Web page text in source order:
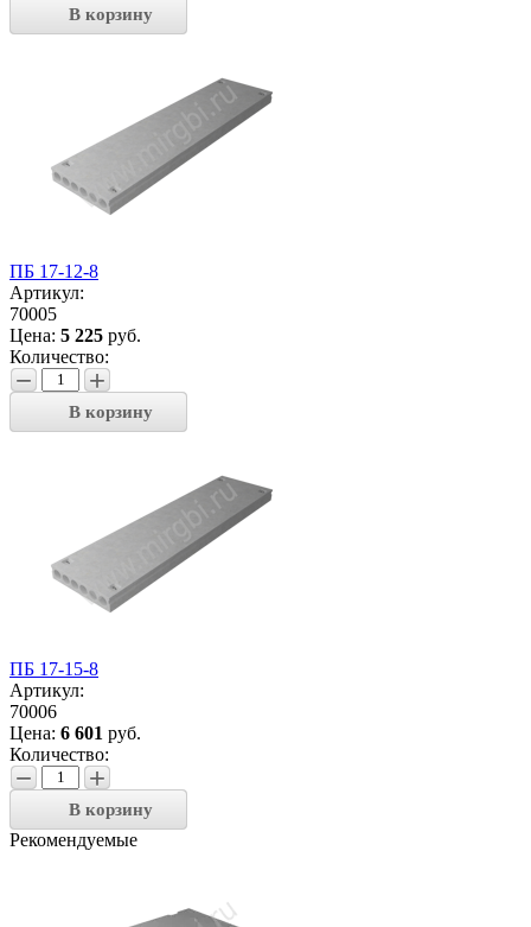
В корзину
ПБ 17-12-8
Артикул:
70005
Цена: 5 225 руб.
Количество:
− +
В корзину
ПБ 17-15-8
Артикул:
70006
Цена: 6 601 руб.
Количество:
− +
В корзину
Рекомендуемые